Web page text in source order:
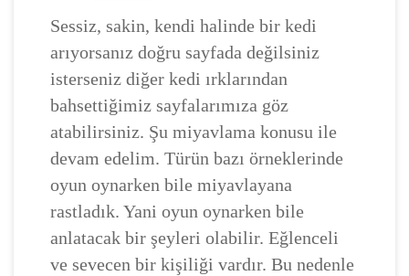
Sessiz, sakin, kendi halinde bir kedi
arıyorsanız doğru sayfada değilsiniz
isterseniz diğer kedi ırklarından
bahsettiğimiz sayfalarımıza göz
atabilirsiniz. Şu miyavlama konusu ile
devam edelim. Türün bazı örneklerinde
oyun oynarken bile miyavlayana
rastladık. Yani oyun oynarken bile
anlatacak bir şeyleri olabilir. Eğlenceli
ve sevecen bir kişiliği vardır. Bu nedenle